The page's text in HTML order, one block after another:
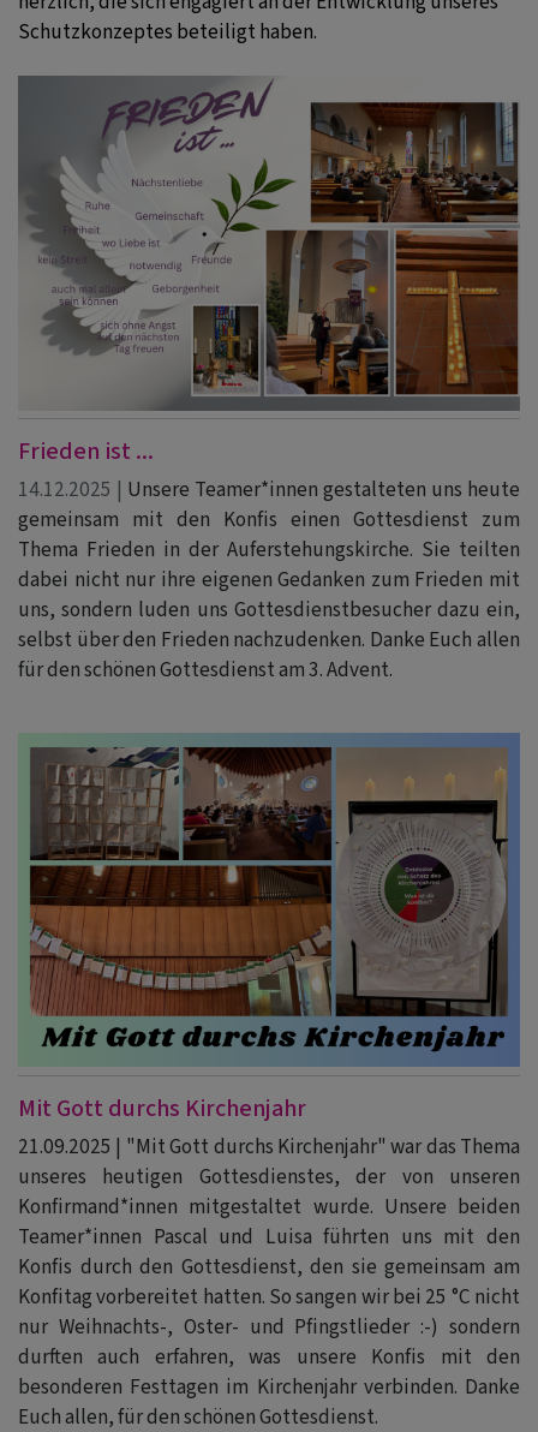
Schutzkonzeptes beteiligt haben.
Frieden ist ...
14.12.2025 | Unsere Teamer*innen gestalteten uns heute
gemeinsam mit den Konfis einen Gottesdienst zum
Thema Frieden in der Auferstehungskirche. Sie teilten
dabei nicht nur ihre eigenen Gedanken zum Frieden mit
uns, sondern luden uns Gottesdienstbesucher dazu ein,
selbst über den Frieden nachzudenken. Danke Euch allen
für den schönen Gottesdienst am 3. Advent.
Mit Gott durchs Kirchenjahr
21.09.2025 | "Mit Gott durchs Kirchenjahr" war das Thema
unseres heutigen Gottesdienstes, der von unseren
Konfirmand*innen mitgestaltet wurde. Unsere beiden
Teamer*innen Pascal und Luisa führten uns mit den
Konfis durch den Gottesdienst, den sie gemeinsam am
Konfitag vorbereitet hatten. So sangen wir bei 25 °C nicht
nur Weihnachts-, Oster- und Pfingstlieder :-) sondern
durften auch erfahren, was unsere Konfis mit den
besonderen Festtagen im Kirchenjahr verbinden. Danke
Euch allen, für den schönen Gottesdienst.